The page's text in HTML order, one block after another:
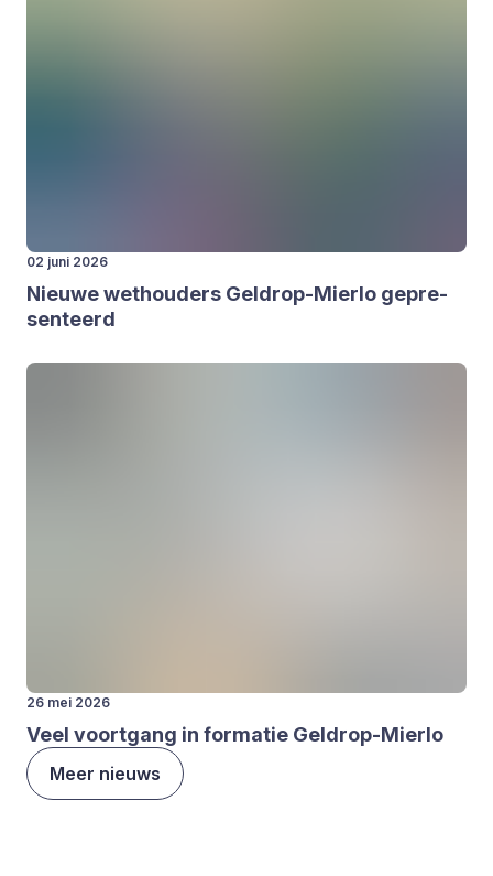
02 juni 2026
Nieu­we wet­hou­ders Gel­drop-Mier­lo gepre­
sen­teerd
26 mei 2026
Veel voort­gang in for­ma­tie Gel­drop-Mier­lo
Meer nieuws